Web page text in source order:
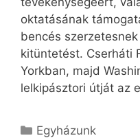
oktatásának
bencés
kitüntetést. Cserháti
Yorkban, majd
lelkipásztori útját az
Kategória
Egyházunk